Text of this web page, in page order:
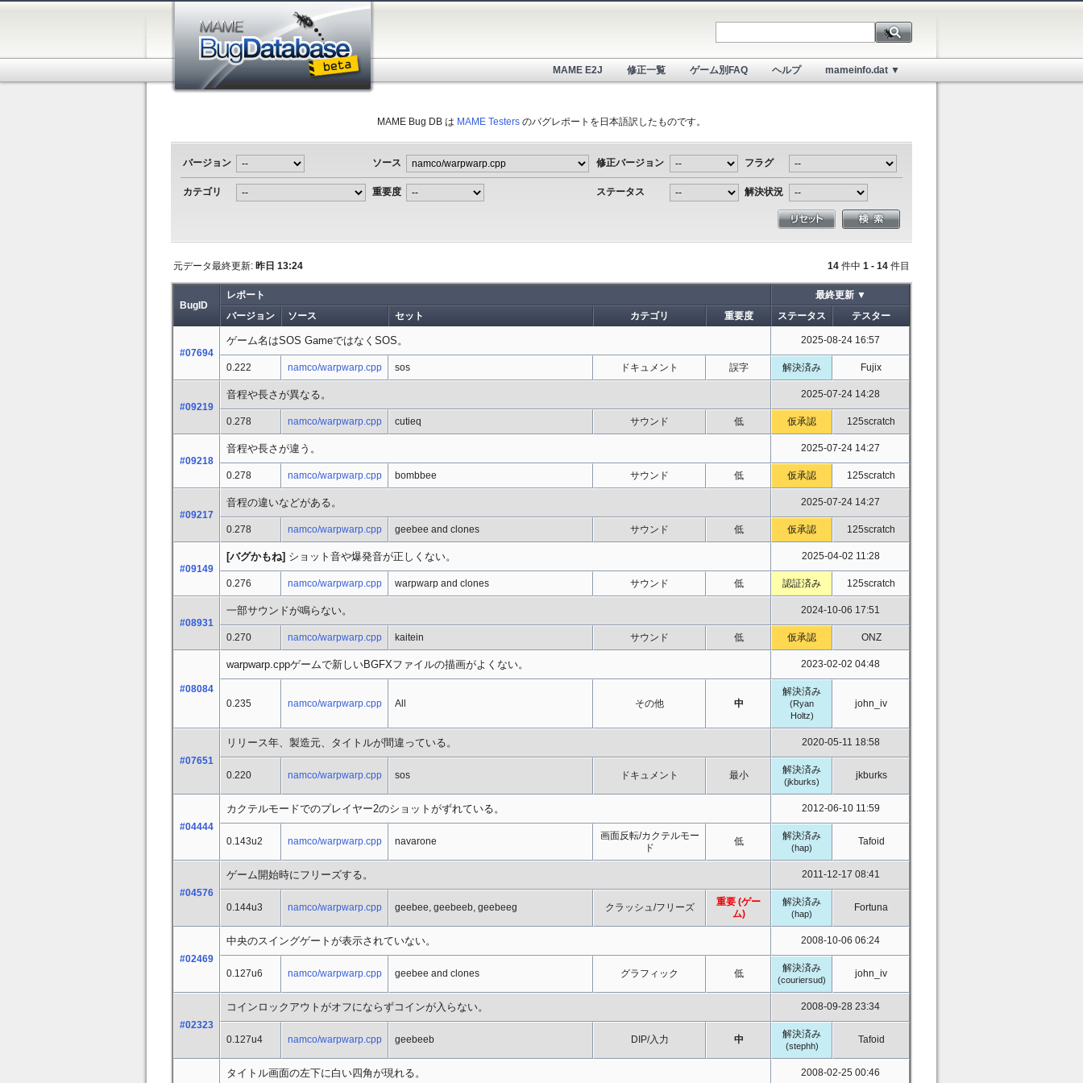
MAME E2J 修正一覧 ゲーム別FAQ ヘルプ mameinfo.dat ▼
MAME Bug DB は MAME Testers のバグレポートを日本語訳したものです。
バージョン ソース 修正バージョン フラグ
カテゴリ 重要度 ステータス 解決状況
14 件中 1 - 14 件目
元データ最終更新: 昨日 13:24
BugID
レポート
最終更新 ▼
バージョン
ソース セット カテゴリ 重要度 ステータス テスター
#07694
ゲーム名はSOS GameではなくSOS。 2025-08-24 16:57
0.222 namco/warpwarp.cpp sos ドキュメント 誤字 解決済み Fujix
#09219
音程や長さが異なる。 2025-07-24 14:28
0.278 namco/warpwarp.cpp cutieq サウンド 低 仮承認 125scratch
#09218
音程や長さが違う。 2025-07-24 14:27
0.278 namco/warpwarp.cpp bombbee サウンド 低 仮承認 125scratch
#09217
音程の違いなどがある。 2025-07-24 14:27
0.278 namco/warpwarp.cpp geebee and clones サウンド 低 仮承認 125scratch
#09149
[バグかもね] ショット音や爆発音が正しくない。 2025-04-02 11:28
0.276 namco/warpwarp.cpp warpwarp and clones サウンド 低 認証済み 125scratch
#08931
一部サウンドが鳴らない。 2024-10-06 17:51
0.270 namco/warpwarp.cpp kaitein サウンド 低 仮承認 ONZ
#08084
warpwarp.cppゲームで新しいBGFXファイルの描画がよくない。 2023-02-02 04:48
0.235 namco/warpwarp.cpp All その他 中
解決済み
(Ryan
Holtz)
john_iv
#07651
リリース年、製造元、タイトルが間違っている。 2020-05-11 18:58
0.220 namco/warpwarp.cpp sos ドキュメント 最小 解決済み
(jkburks)
jkburks
#04444
カクテルモードでのプレイヤー2のショットがずれている。 2012-06-10 11:59
0.143u2 namco/warpwarp.cpp navarone
画面反転/カクテルモー
ド
低 解決済み
(hap)
Tafoid
#04576
ゲーム開始時にフリーズする。 2011-12-17 08:41
0.144u3 namco/warpwarp.cpp geebee, geebeeb, geebeeg クラッシュ/フリーズ
重要 (ゲー
ム)
解決済み
(hap)
Fortuna
#02469
中央のスイングゲートが表示されていない。 2008-10-06 06:24
0.127u6 namco/warpwarp.cpp geebee and clones グラフィック 低 解決済み
(couriersud)
john_iv
#02323
コインロックアウトがオフにならずコインが入らない。 2008-09-28 23:34
0.127u4 namco/warpwarp.cpp geebeeb DIP/入力 中 解決済み
(stephh)
Tafoid
タイトル画面の左下に白い四角が現れる。 2008-02-25 00:46